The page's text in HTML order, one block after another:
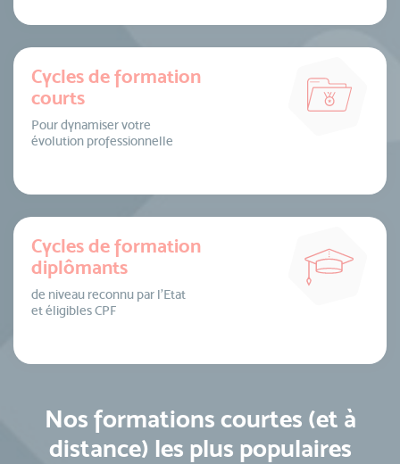
Cycles de formation
courts
Pour dynamiser votre
évolution professionnelle
Cycles de formation
diplômants
de niveau reconnu par l’Etat
et éligibles CPF
Nos formations courtes (et à
distance) les plus populaires